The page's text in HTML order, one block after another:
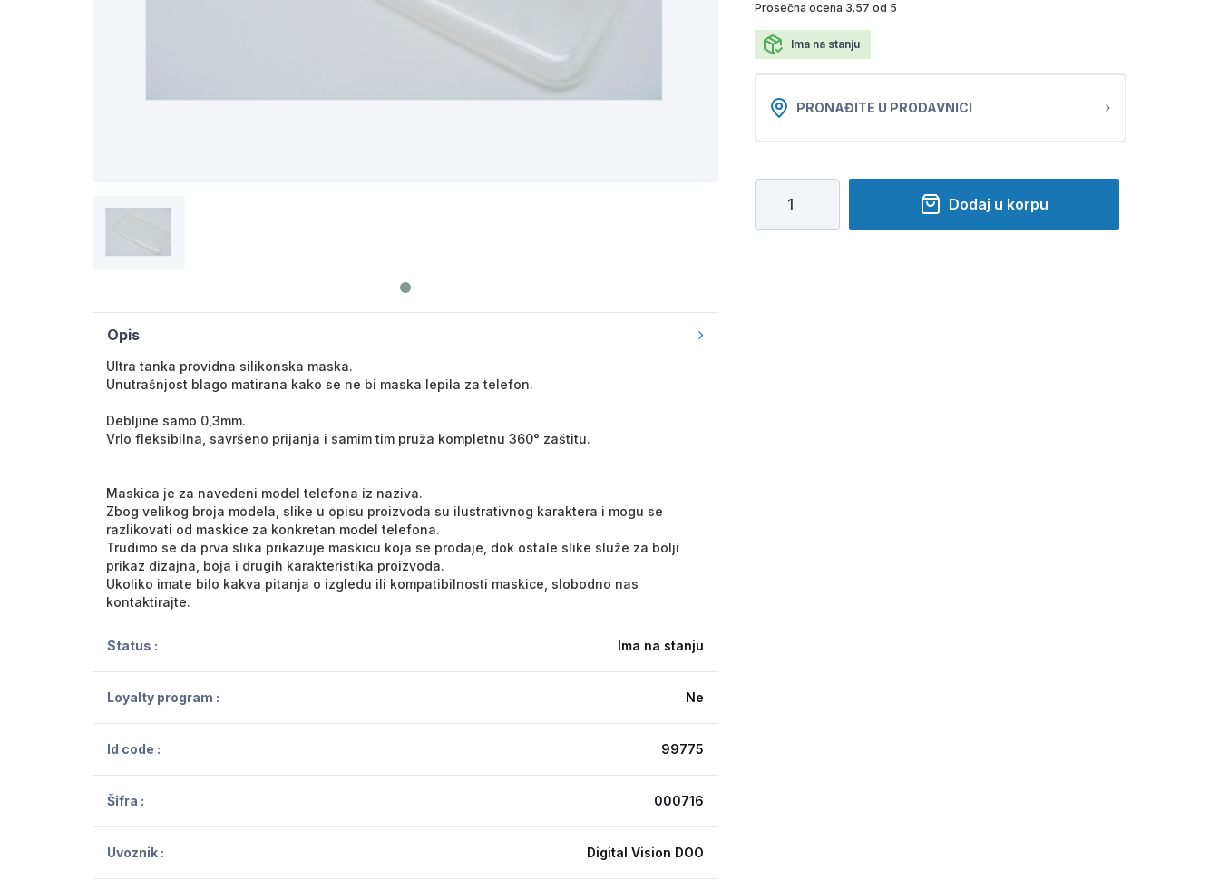
Opis
Ultra tanka providna silikonska maska.
Unutrašnjost blago matirana kako se ne bi maska lepila za telefon.
Debljine samo 0,3mm.
Vrlo fleksibilna, savršeno prijanja i samim tim pruža kompletnu 360° zaštitu.
Maskica je za navedeni model telefona iz naziva.
Zbog velikog broja modela, slike u opisu proizvoda su ilustrativnog karaktera i mogu se
razlikovati od maskice za konkretan model telefona.
Trudimo se da prva slika prikazuje maskicu koja se prodaje, dok ostale slike služe za bolji
prikaz dizajna, boja i drugih karakteristika proizvoda.
Ukoliko imate bilo kakva pitanja o izgledu ili kompatibilnosti maskice, slobodno nas
kontaktirajte.
Status : Ima na stanju
Loyalty program : Ne
Id code : 99775
Šifra : 000716
Uvoznik : Digital Vision DOO
Prosečna ocena 3.57 od 5
Ima na stanju
PRONAĐITE U PRODAVNICI
Dodaj u korpu